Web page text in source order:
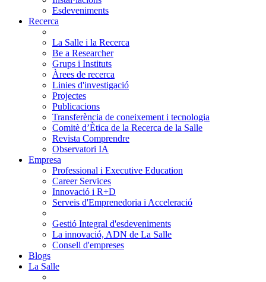
Esdeveniments
Recerca
La Salle i la Recerca
Be a Researcher
Grups i Instituts
Àrees de recerca
Linies d'investigació
Projectes
Publicacions
Transferència de coneixement i tecnologia
Comitè d’Ètica de la Recerca de la Salle
Revista Comprendre
Observatori IA
Empresa
Professional i Executive Education
Career Services
Innovació i R+D
Serveis d'Emprenedoria i Acceleració
Gestió Integral d'esdeveniments
La innovació, ADN de La Salle
Consell d'empreses
Blogs
La Salle